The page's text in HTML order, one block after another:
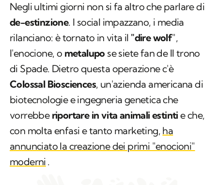
Negli ultimi giorni non si fa altro che parlare di
de-estinzione. I social impazzano, i media
rilanciano: è tornato in vita il "dire wolf",
l'enocione, o metalupo se siete fan de Il trono
di Spade. Dietro questa operazione c'è
Colossal Biosciences, un'azienda americana di
biotecnologie e ingegneria genetica che
vorrebbe riportare in vita animali estinti e che,
con molta enfasi e tanto marketing, ha
annunciato la creazione dei primi "enocioni"
moderni .